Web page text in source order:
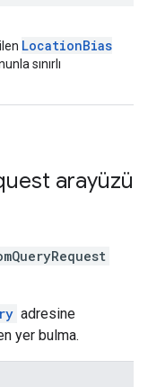
LocationBias
sınırlı
arayüzü
adresine
yer bulma.